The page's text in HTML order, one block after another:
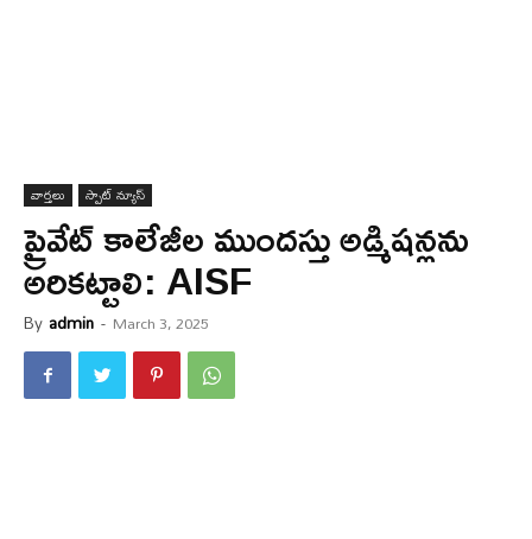
వార్త‌లు స్పాట్ న్యూస్
ప్రైవేట్ కాలేజీల ముందస్తు అడ్మిషన్లను
అరికట్టాలి: AISF
By admin - March 3, 2025